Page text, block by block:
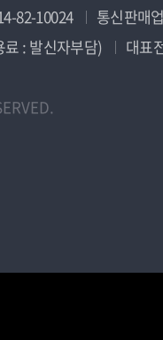
82-10024
통신판매
: 발신자부담)
대표